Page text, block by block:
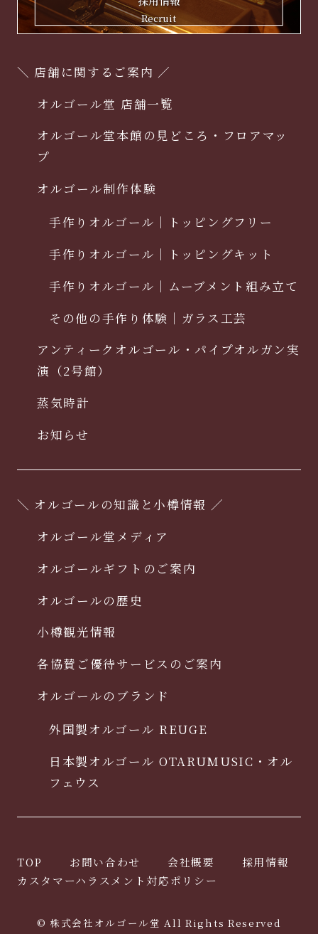
Recruit
＼ 店舗に関するご案内 ／
オルゴール堂 店舗一覧
オルゴール堂本館の見どころ・フロアマッ
プ
オルゴール制作体験
手作りオルゴール｜トッピングフリー
手作りオルゴール｜トッピングキット
手作りオルゴール｜ムーブメント組み立て
その他の手作り体験｜ガラス工芸
アンティークオルゴール・パイプオルガン実
演（2号館）
蒸気時計
お知らせ
＼ オルゴールの知識と小樽情報 ／
オルゴール堂メディア
オルゴールギフトのご案内
オルゴールの歴史
小樽観光情報
各協賛ご優待サービスのご案内
オルゴールのブランド
外国製オルゴール REUGE
日本製オルゴール OTARUMUSIC・オル
フェウス
TOP お問い合わせ 会社概要
採用情報
カスタマーハラスメント対応ポリシー
© 株式会社オルゴール堂 All Rights Reserved